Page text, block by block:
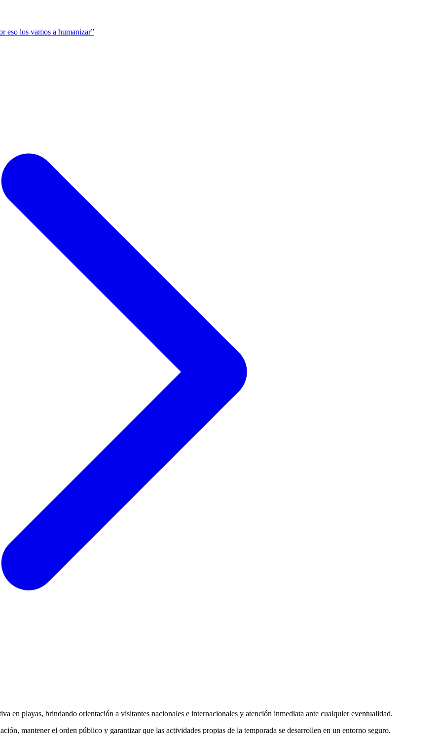
eso los vamos a humanizar”
en playas, brindando orientación a visitantes nacionales e internacionales y atención inmediata ante cualquier eventualidad.
mantener el orden público y garantizar que las actividades propias de la temporada se desarrollen en un entorno seguro.